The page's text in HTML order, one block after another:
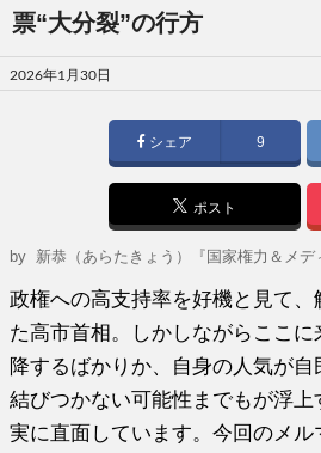
票“大分裂”の行方
投
稿
2026年1月30日
シェア 9
ポスト
by 新恭（あらたきょう）『国家権力＆メデ
政権への高支持率を好機と見て、
た高市首相。しかしながらここ
降するばかりか、自身の人気が
結びつかない可能性までもが浮
実に直面しています。今回のメル